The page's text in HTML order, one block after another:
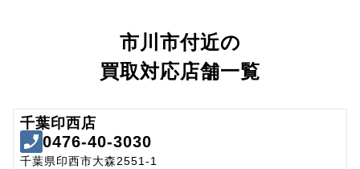
市川市付近の
買取対応店舗一覧
千葉印西店
0476-40-3030
千葉県印西市大森2551-1